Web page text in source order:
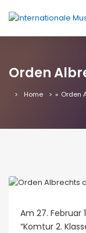
Orden
Home » Orden
Am 27. Februar
“Komtur 2.